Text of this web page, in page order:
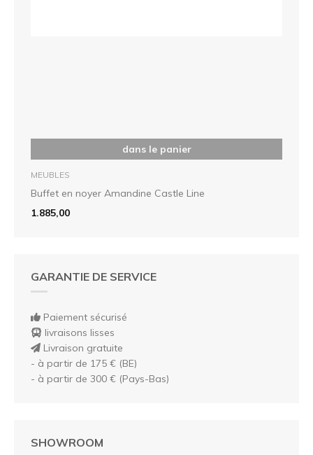
dans le panier
MEUBLES
Buffet en noyer Amandine Castle Line
1.885,00
GARANTIE DE SERVICE
Paiement sécurisé
livraisons lisses
Livraison gratuite
- à partir de 175 € (BE)
- à partir de 300 € (Pays-Bas)
SHOWROOM